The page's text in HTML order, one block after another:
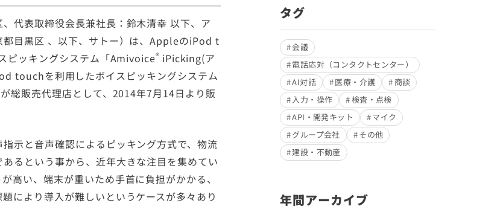
代表取締役会長兼社長：鈴木清幸 以下、ア
都目黒区 、以下、サトー）は、AppleのiPod t
ピッキングシステム「Amivoice® iPicking(ア
touchを利用したボイスピッキングシステム
総販売代理店として、2014年7月14日より販
示と音声確認によるピッキング方式で、物流
るという事から、近年大きな注目を集めてい
高い、端末が重いため手首に負担がかかる、
により導入が難しいというケースが多々あり
タグ
会議
電話応対（コンタクトセンター）
AI対話
医療・介護
商談
入力・操作
検査・点検
API・開発キット
マイク
グループ会社
その他
建設・不動産
年間アーカイブ